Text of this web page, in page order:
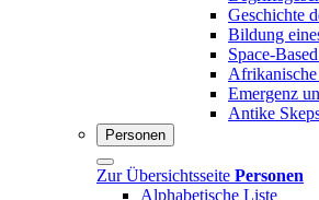
Geschichte
Bildung
Space-
Emergenz
Antike
Personen
Zur Übersichtsseite Personen
Alphabetische Liste